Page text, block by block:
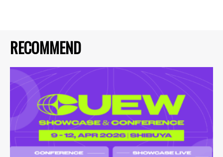
RECOMMEND